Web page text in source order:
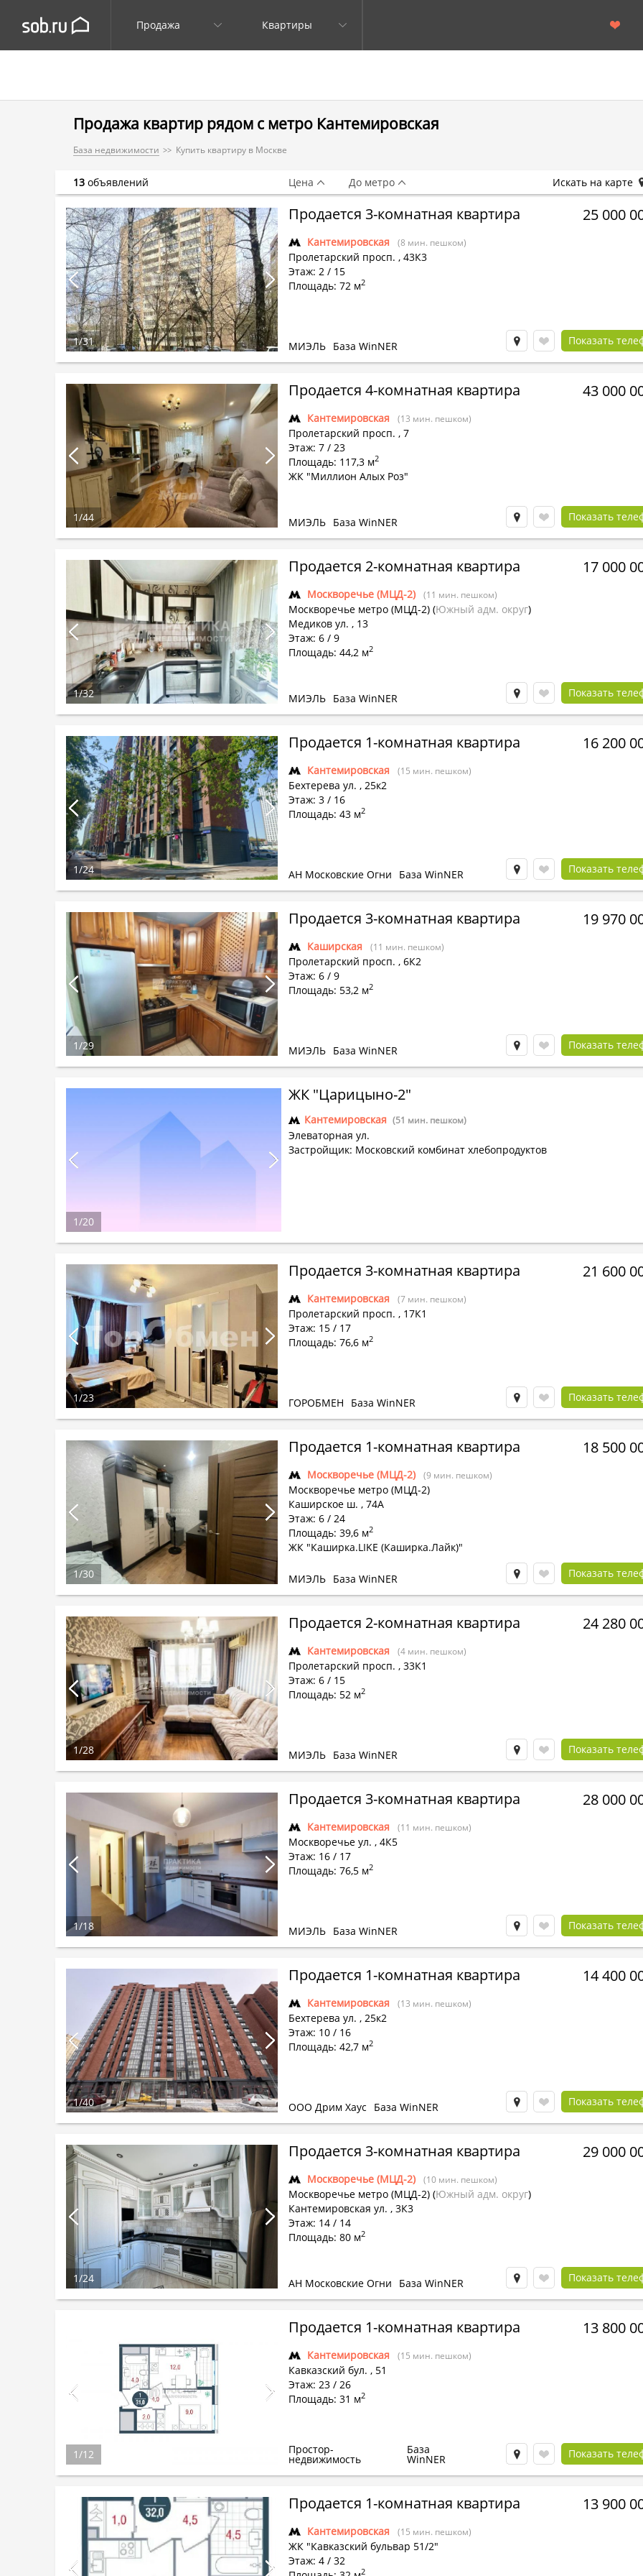
Продажа Квартиры
Продажа квартир рядом с метро Кантемировская
База недвижимости Купить квартиру в Москве
Продается 3-комнатная квартира
Кантемировская (8 мин. пешком)
Пролетарский просп. , 43К3
Этаж: 2 / 15
Площадь: 72 м2
25 000
МИЭЛЬ База WinNER Показать
1/31
Продается 4-комнатная квартира
Кантемировская (13 мин. пешком)
Пролетарский просп. , 7
Этаж: 7 / 23
Площадь: 117,3 м2
ЖК "Миллион Алых Роз"
43 000
МИЭЛЬ База WinNER Показать
1/44
Продается 2-комнатная квартира
Москворечье (МЦД-2) (11 мин. пешком)
Москворечье метро (МЦД-2) (Южный адм. округ)
Медиков ул. , 13
Этаж: 6 / 9
Площадь: 44,2 м2
17 000
МИЭЛЬ База WinNER Показать
1/32
Продается 1-комнатная квартира
Кантемировская (15 мин. пешком)
Бехтерева ул. , 25к2
Этаж: 3 / 16
Площадь: 43 м2
16 200
АН Московские Огни База WinNER Показать
1/24
Продается 3-комнатная квартира
Каширская (11 мин. пешком)
Пролетарский просп. , 6К2
Этаж: 6 / 9
Площадь: 53,2 м2
19 970
МИЭЛЬ База WinNER Показать
1/29
ЖК "Царицыно-2"
Кантемировская (51 мин. пешком)
Элеваторная ул.
Застройщик: Московский комбинат хлебопродуктов
1/20
Продается 3-комнатная квартира
Кантемировская (7 мин. пешком)
Пролетарский просп. , 17К1
Этаж: 15 / 17
Площадь: 76,6 м2
21 600
ГОРОБМЕН База WinNER Показать
1/23
Продается 1-комнатная квартира
Москворечье (МЦД-2) (9 мин. пешком)
Москворечье метро (МЦД-2)
Каширское ш. , 74А
Этаж: 6 / 24
Площадь: 39,6 м2
ЖК "Каширка.LIKE (Каширка.Лайк)"
18 500
МИЭЛЬ База WinNER Показать
1/30
Продается 2-комнатная квартира
Кантемировская (4 мин. пешком)
Пролетарский просп. , 33К1
Этаж: 6 / 15
Площадь: 52 м2
24 280
МИЭЛЬ База WinNER Показать
1/28
Продается 3-комнатная квартира
Кантемировская (11 мин. пешком)
Москворечье ул. , 4К5
Этаж: 16 / 17
Площадь: 76,5 м2
28 000
МИЭЛЬ База WinNER Показать
1/18
Продается 1-комнатная квартира
Кантемировская (13 мин. пешком)
Бехтерева ул. , 25к2
Этаж: 10 / 16
Площадь: 42,7 м2
14 400
ООО Дрим Хаус База WinNER Показать
1/40
Продается 3-комнатная квартира
Москворечье (МЦД-2) (10 мин. пешком)
Москворечье метро (МЦД-2) (Южный адм. округ)
Кантемировская ул. , 3К3
Этаж: 14 / 14
Площадь: 80 м2
29 000
АН Московские Огни База WinNER Показать
1/24
Продается 1-комнатная квартира
Кантемировская (15 мин. пешком)
Кавказский бул. , 51
Этаж: 23 / 26
Площадь: 31 м2
13 800
Простор-
недвижимость
База
WinNER Показать
1/12
Продается 1-комнатная квартира
Кантемировская (15 мин. пешком)
ЖК "Кавказский бульвар 51/2"
Этаж: 4 / 32
2
13 900
13 объявлений Цена До метро Искать на карте